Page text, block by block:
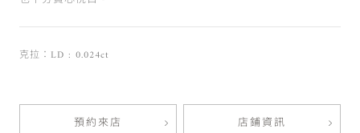
克拉：LD : 0.024ct
預約來店 店鋪資訊